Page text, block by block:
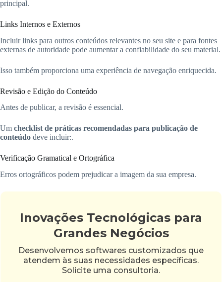
principal.
Links Internos e Externos
Incluir links para outros conteúdos relevantes no seu site e para fontes
externas de autoridade pode aumentar a confiabilidade do seu material.
Isso também proporciona uma experiência de navegação enriquecida.
Revisão e Edição do Conteúdo
Antes de publicar, a revisão é essencial.
Um checklist de práticas recomendadas para publicação de
conteúdo deve incluir:.
Verificação Gramatical e Ortográfica
Erros ortográficos podem prejudicar a imagem da sua empresa.
Inovações Tecnológicas para
Grandes Negócios
Desenvolvemos softwares customizados que
atendem às suas necessidades específicas.
Solicite uma consultoria.